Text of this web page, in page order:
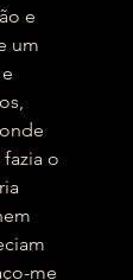
e
um
o
me